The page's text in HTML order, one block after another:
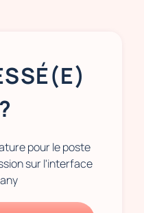
?
pour le poste
sur l'interface